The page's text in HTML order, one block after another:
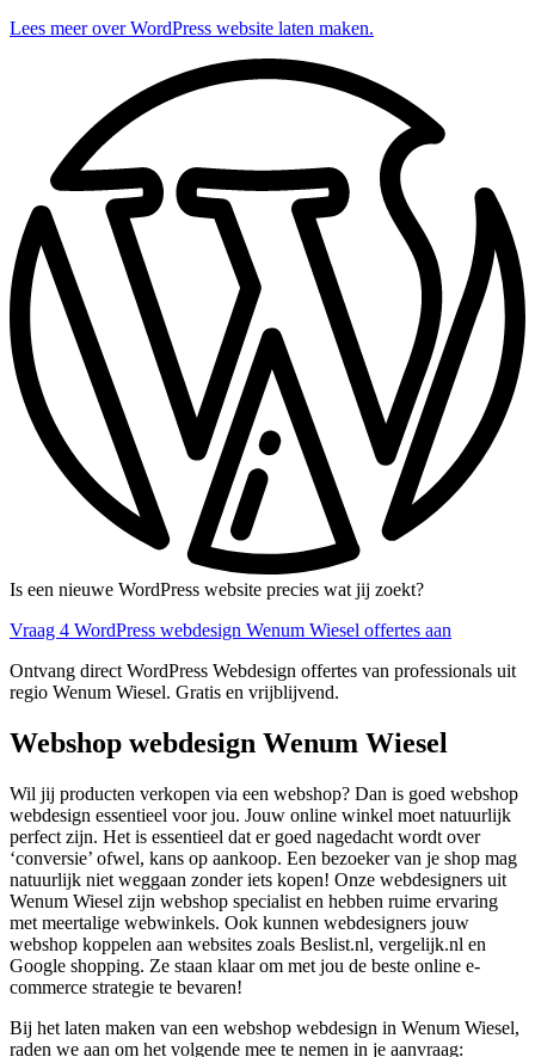
Lees meer over WordPress website laten maken.
Is een nieuwe WordPress website precies wat jij zoekt?
Vraag 4 WordPress webdesign Wenum Wiesel offertes aan
Ontvang direct WordPress Webdesign offertes van professionals uit
regio Wenum Wiesel. Gratis en vrijblijvend.
Webshop webdesign Wenum Wiesel
Wil jij producten verkopen via een webshop? Dan is goed webshop
webdesign essentieel voor jou. Jouw online winkel moet natuurlijk
perfect zijn. Het is essentieel dat er goed nagedacht wordt over
‘conversie’ ofwel, kans op aankoop. Een bezoeker van je shop mag
natuurlijk niet weggaan zonder iets kopen! Onze webdesigners uit
Wenum Wiesel zijn webshop specialist en hebben ruime ervaring
met meertalige webwinkels. Ook kunnen webdesigners jouw
webshop koppelen aan websites zoals Beslist.nl, vergelijk.nl en
Google shopping. Ze staan klaar om met jou de beste online e-
commerce strategie te bevaren!
Bij het laten maken van een webshop webdesign in Wenum Wiesel,
raden we aan om het volgende mee te nemen in je aanvraag: